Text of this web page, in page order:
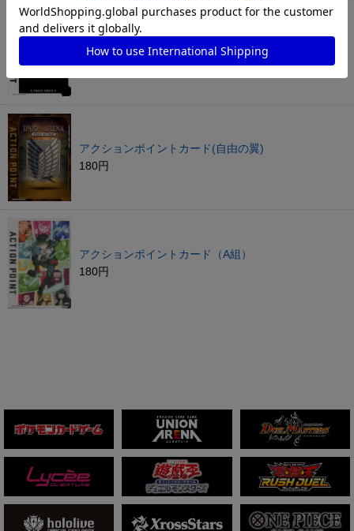
アクションポイントカード（滅）
アクションポイントカード(自由の翼)
180円
アクションポイントカード（A組）
180円